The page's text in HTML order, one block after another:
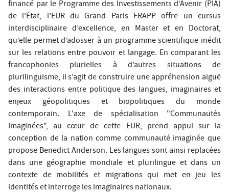
financé par le Programme des Investissements d’Avenir (PIA)
de l’État, l’EUR du Grand Paris FRAPP offre un cursus
interdisciplinaire d’excellence, en Master et en Doctorat,
qu’elle permet d’adosser à un programme scientifique inédit
sur les relations entre pouvoir et langage. En comparant les
francophonies plurielles à d’autres situations de
plurilinguisme, il s’agit de construire une appréhension aiguë
des interactions entre politique des langues, imaginaires et
enjeux géopolitiques et biopolitiques du monde
contemporain. L'axe de spécialisation "Communautés
Imaginées", au cœur de cette EUR, prend appui sur la
conception de la nation comme communauté imaginée que
propose Benedict Anderson. Les langues sont ainsi replacées
dans une géographie mondiale et plurilingue et dans un
contexte de mobilités et migrations qui met en jeu les
identités et interroge les imaginaires nationaux.